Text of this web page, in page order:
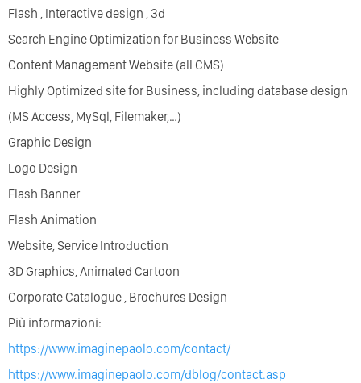
Flash , Interactive design , 3d
Search Engine Optimization for Business Website
Content Management Website (all CMS)
Highly Optimized site for Business, including database design
(MS Access, MySql, Filemaker,…)
Graphic Design
Logo Design
Flash Banner
Flash Animation
Website, Service Introduction
3D Graphics, Animated Cartoon
Corporate Catalogue , Brochures Design
Più informazioni:
https://www.imaginepaolo.com/contact/
https://www.imaginepaolo.com/dblog/contact.asp